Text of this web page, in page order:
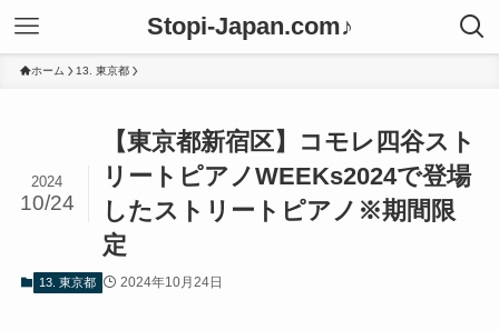
Stopi-Japan.com♪
ホーム 13. 東京都
【東京都新宿区】コモレ四谷スト
リートピアノWEEKs2024で登場
したストリートピアノ※期間限
定
2024
10/24
13. 東京都 2024年10月24日